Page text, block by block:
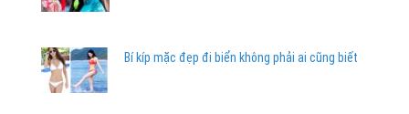
Bí kíp mặc đẹp đi biển không phải ai cũng biết